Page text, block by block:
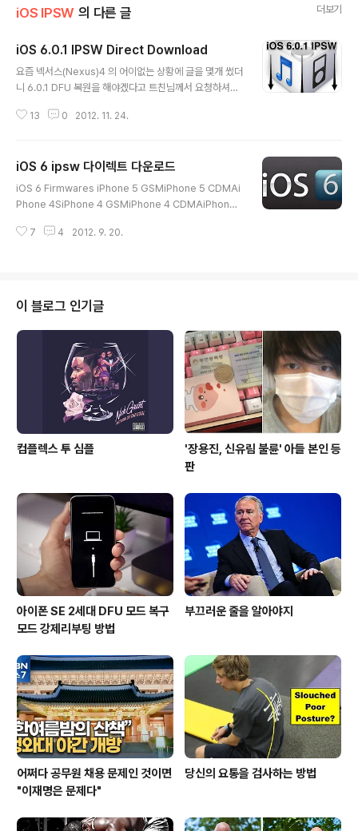
iOS IPSW 의 다른 글 더보기
iOS 6.0.1 IPSW Direct Download
요즘 넥서스(Nexus)4 의 어이없는 상황에 글을 몇개 썼더
니 6.0.1 DFU 복원을 해야겠다고 트친님께서 요청하셔서
이용한 자동업데이트 방식(Settings > General > Soft
OS 또는 apps 설치 정보가 삭제되어 구동 속도가 개선될
수 있습니다. 또한, 순정 아이폰 아이패드 아이팟터치와 같
은 iDevice를 사용하면서 문제가 발생할 경우 HW적인
수도 있습니다. cf. 어차피 센터 가봐야 DFU복원 해서 안
13 0 2012. 11. 24.
iOS 6 ipsw 다이렉트 다운로드
iOS 6 Firmwares iPhone 5 GSMiPhone 5 CDMAi
Phone 4SiPhone 4 GSMiPhone 4 CDMAiPhone
d 2 (GSM, CDMA, WiFi)iPod touch 4th-generatio
Phone 5 (CDMA) Download iOS 6 ipsw firmware
for iPhone 4S Download iOS 6 ipsw firmware fo
r i..
7 4 2012. 9. 20.
이 블로그 인기글
컴플렉스 투 심플
'장용진, 신유림 불륜' 아들 본인 등
판
아이폰 SE 2세대 DFU 모드 복구
모드 강제리부팅 방법
부끄러운 줄을 알아야지
어쩌다 공무원 채용 문제인 것이면
"이재명은 문제다"
당신의 요통을 검사하는 방법